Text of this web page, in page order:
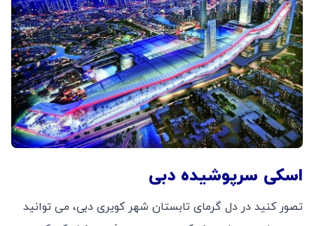
اسکی سرپوشیده دبی
تصور کنید در دل گرمای تابستان شهر کویری دبی، می توانید